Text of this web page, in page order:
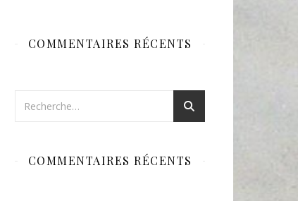
COMMENTAIRES RÉCENTS
COMMENTAIRES RÉCENTS